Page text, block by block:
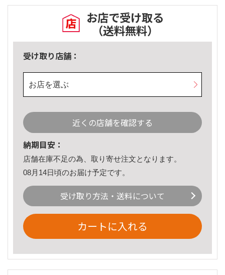
お店で受け取る
（送料無料）
受け取り店舗：
お店を選ぶ
近くの店舗を確認する
納期目安：
店舗在庫不足の為、取り寄せ注文となります。
08月14日頃のお届け予定です。
受け取り方法・送料について
カートに入れる